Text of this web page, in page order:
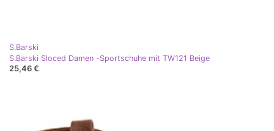
S.Barski
S.Barski Sloced Damen -Sportschuhe mit TW121 Beige
25,46 €